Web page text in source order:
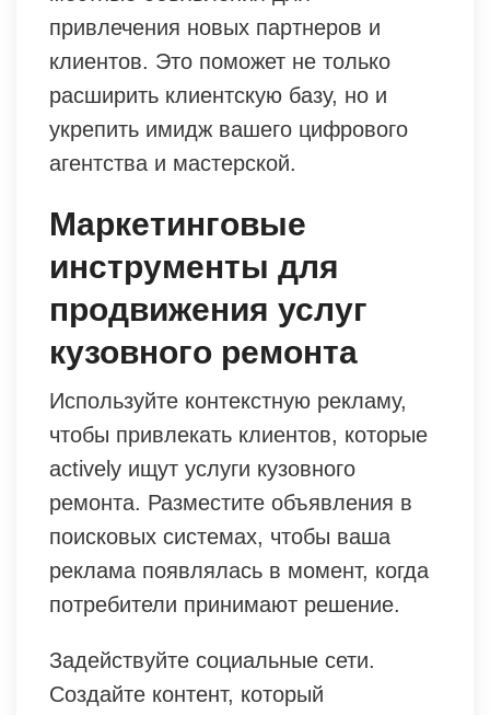
привлечения новых партнеров и
клиентов. Это поможет не только
расширить клиентскую базу, но и
укрепить имидж вашего цифрового
агентства и мастерской.
Маркетинговые
инструменты для
продвижения услуг
кузовного ремонта
Используйте контекстную рекламу,
чтобы привлекать клиентов, которые
actively ищут услуги кузовного
ремонта. Разместите объявления в
поисковых системах, чтобы ваша
реклама появлялась в момент, когда
потребители принимают решение.
Задействуйте социальные сети.
Создайте контент, который